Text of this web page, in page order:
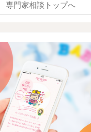
専門家相談トップへ